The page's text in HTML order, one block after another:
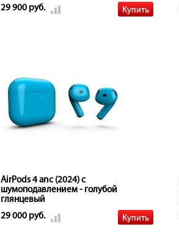
29 900 руб.
AirPods 4 anc (2024) с
шумоподавлением - голубой
глянцевый
29 000 руб.